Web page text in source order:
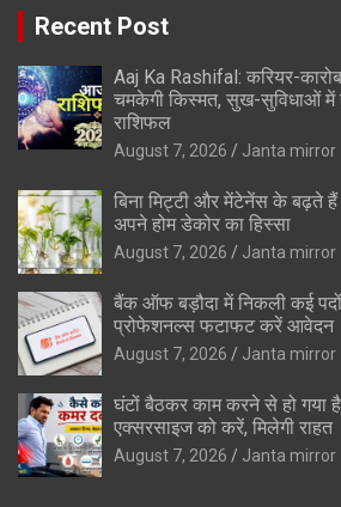
Recent Post
Aaj Ka Rashifal: करियर-
चमकेगी किस्मत, सुख-सुविधाओं में
राशिफल
August 7, 2026 Janta mirror
बिना मिट्टी और मेंटेनेंस के बढ़ते
अपने होम डेकोर का हिस्‍सा
August 7, 2026 Janta mirror
बैंक ऑफ बड़ौदा में निकली कई
प्रोफेशनल्स फटाफट करें आवेदन
August 7, 2026 Janta mirror
घंटों बैठकर काम करने से हो गया
एक्सरसाइज को करें, मिलेगी राहत
August 7, 2026 Janta mirror